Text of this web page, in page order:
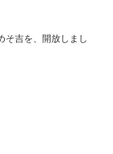
そ吉を、開放しまし